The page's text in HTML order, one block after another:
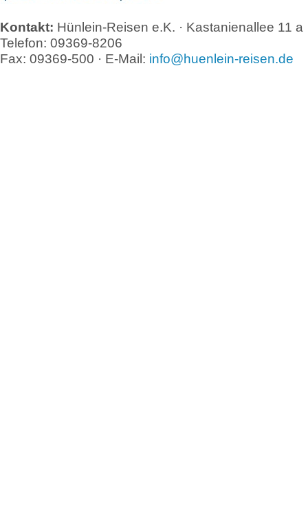
Kontakt: Hünlein-Reisen e.K. · Kastanienallee 11 a
Telefon: 09369-8206
Fax: 09369-500 · E-Mail: info@huenlein-reisen.de